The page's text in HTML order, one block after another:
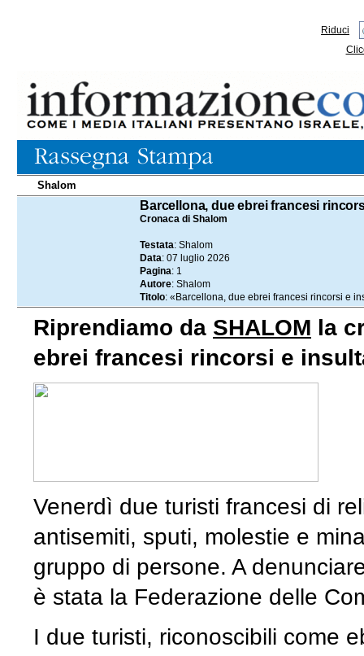
Riduci
Shalom
Barcellona, due ebrei francesi
Cronaca di Shalom
Testata: Shalom
Data: 07 luglio 2026
Pagina: 1
Autore: Shalom
Titolo: «Barcellona, due ebrei francesi rincorsi e
Riprendiamo da SHALOM la
ebrei francesi rincorsi e
Venerdì due turisti francesi di
antisemiti, sputi, molestie e
gruppo di persone. A
è stata la Federazione delle
I due turisti, riconoscibili come